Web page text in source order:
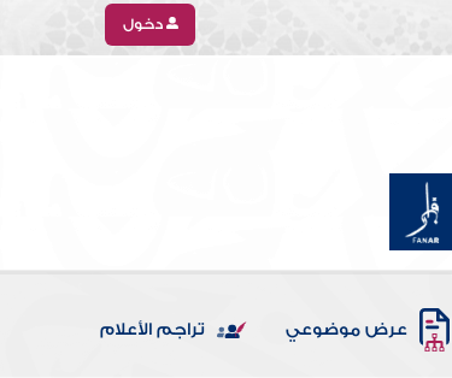
دخول
عرض موضوعي تراجم الأعلام